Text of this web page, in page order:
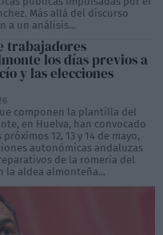
Más allá del discurso
a un análisis...
trabajadores
los días previos a
y las elecciones
componen la plantilla del
en Huelva, han convocado
12, 13 y 14 de mayo,
autonómicas andaluzas
de la romería del
la aldea almonteña...